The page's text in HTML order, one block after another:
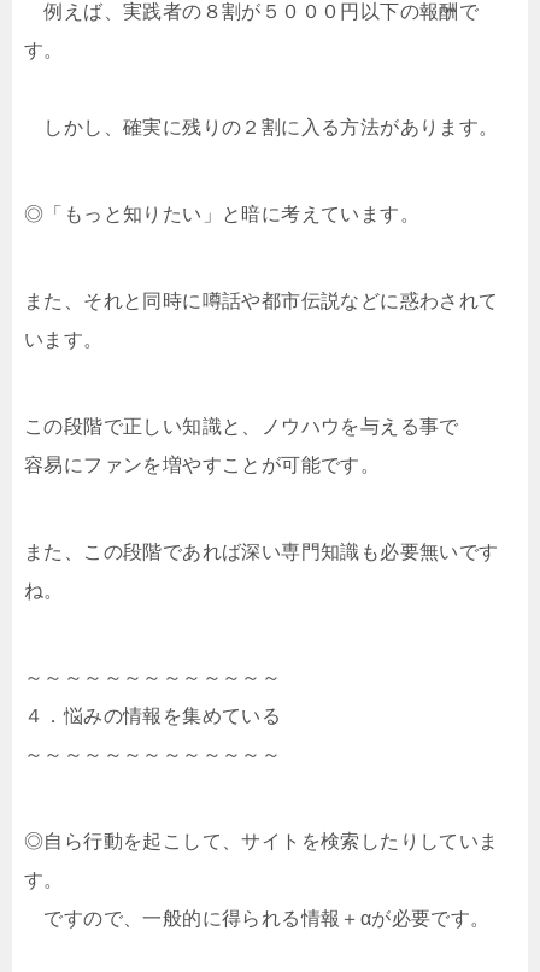
例えば、実践者の８割が５０００円以下の報酬で
す。
しかし、確実に残りの２割に入る方法があります。
◎「もっと知りたい」と暗に考えています。
また、それと同時に噂話や都市伝説などに惑わされて
います。
この段階で正しい知識と、ノウハウを与える事で
容易にファンを増やすことが可能です。
また、この段階であれば深い専門知識も必要無いです
ね。
～～～～～～～～～～～～～
４．悩みの情報を集めている
～～～～～～～～～～～～～
◎自ら行動を起こして、サイトを検索したりしていま
す。
ですので、一般的に得られる情報＋αが必要です。